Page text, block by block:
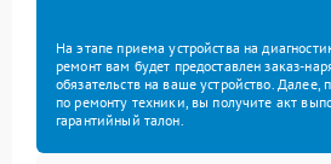
На этапе приема устройства на
ремонт вам будет предоставлен заказ-
обязательств на ваше устройство. Далее,
по ремонту техники, вы получите акт
гарантийный талон.